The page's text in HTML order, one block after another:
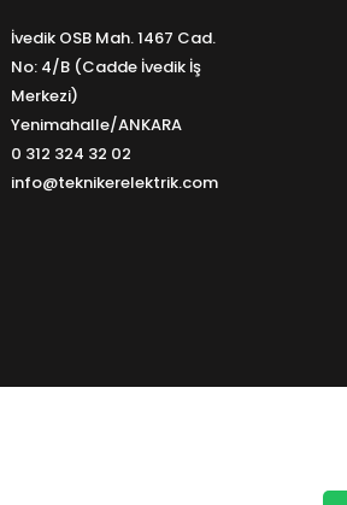
İvedik OSB Mah. 1467 Cad.
No: 4/B (Cadde İvedik İş
Merkezi)
Yenimahalle/ANKARA
0 312 324 32 02
info@teknikerelektrik.com